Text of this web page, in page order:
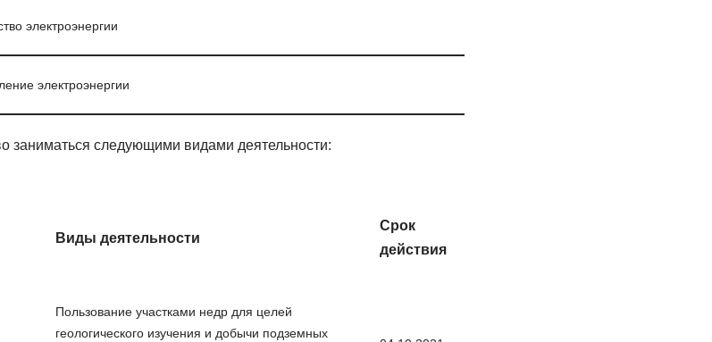
электроэнергии
электроэнергии
заниматься следующими видами деятельности:
Виды деятельности
Срок
действия
Пользование участками недр для целей
геологического изучения и добычи подземных